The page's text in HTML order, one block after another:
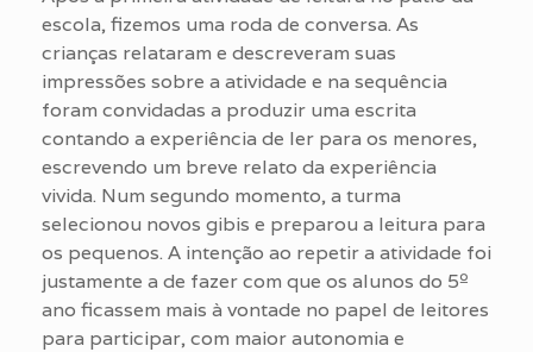
escola, fizemos uma roda de conversa. As
crianças relataram e descreveram suas
impressões sobre a atividade e na sequência
foram convidadas a produzir uma escrita
contando a experiência de ler para os menores,
escrevendo um breve relato da experiência
vivida. Num segundo momento, a turma
selecionou novos gibis e preparou a leitura para
os pequenos. A intenção ao repetir a atividade foi
justamente a de fazer com que os alunos do 5º
ano ficassem mais à vontade no papel de leitores
para participar, com maior autonomia e